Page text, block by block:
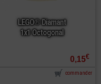
LEGO® Diamant
1x1 Octogonal
0,15€
commander